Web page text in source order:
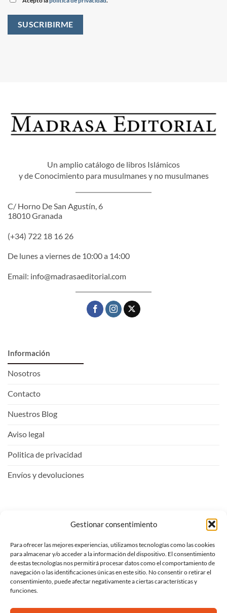
Gestionar consentimiento
Para ofrecer las mejores experiencias, utilizamos tecnologías como las cookies
para almacenar y/o acceder a la información del dispositivo. El consentimiento
de estas tecnologías nos permitirá procesar datos como el comportamiento de
navegación o las identificaciones únicas en este sitio. No consentir o retirar el
consentimiento, puede afectar negativamente a ciertas características y
funciones.
Un amplio catálogo de libros Islámicos
y de Conocimiento para musulmanes y no musulmanes
C/ Horno De San Agustín, 6
18010 Granada
(+34) 722 18 16 26
De lunes a viernes de 10:00 a 14:00
Email: info@madrasaeditorial.com
Información
Nosotros
Contacto
Nuestros Blog
Aviso legal
Politica de privacidad
Envíos y devoluciones
Entrar
Ver carrito
Mi lista de deseos
Proceder al pago